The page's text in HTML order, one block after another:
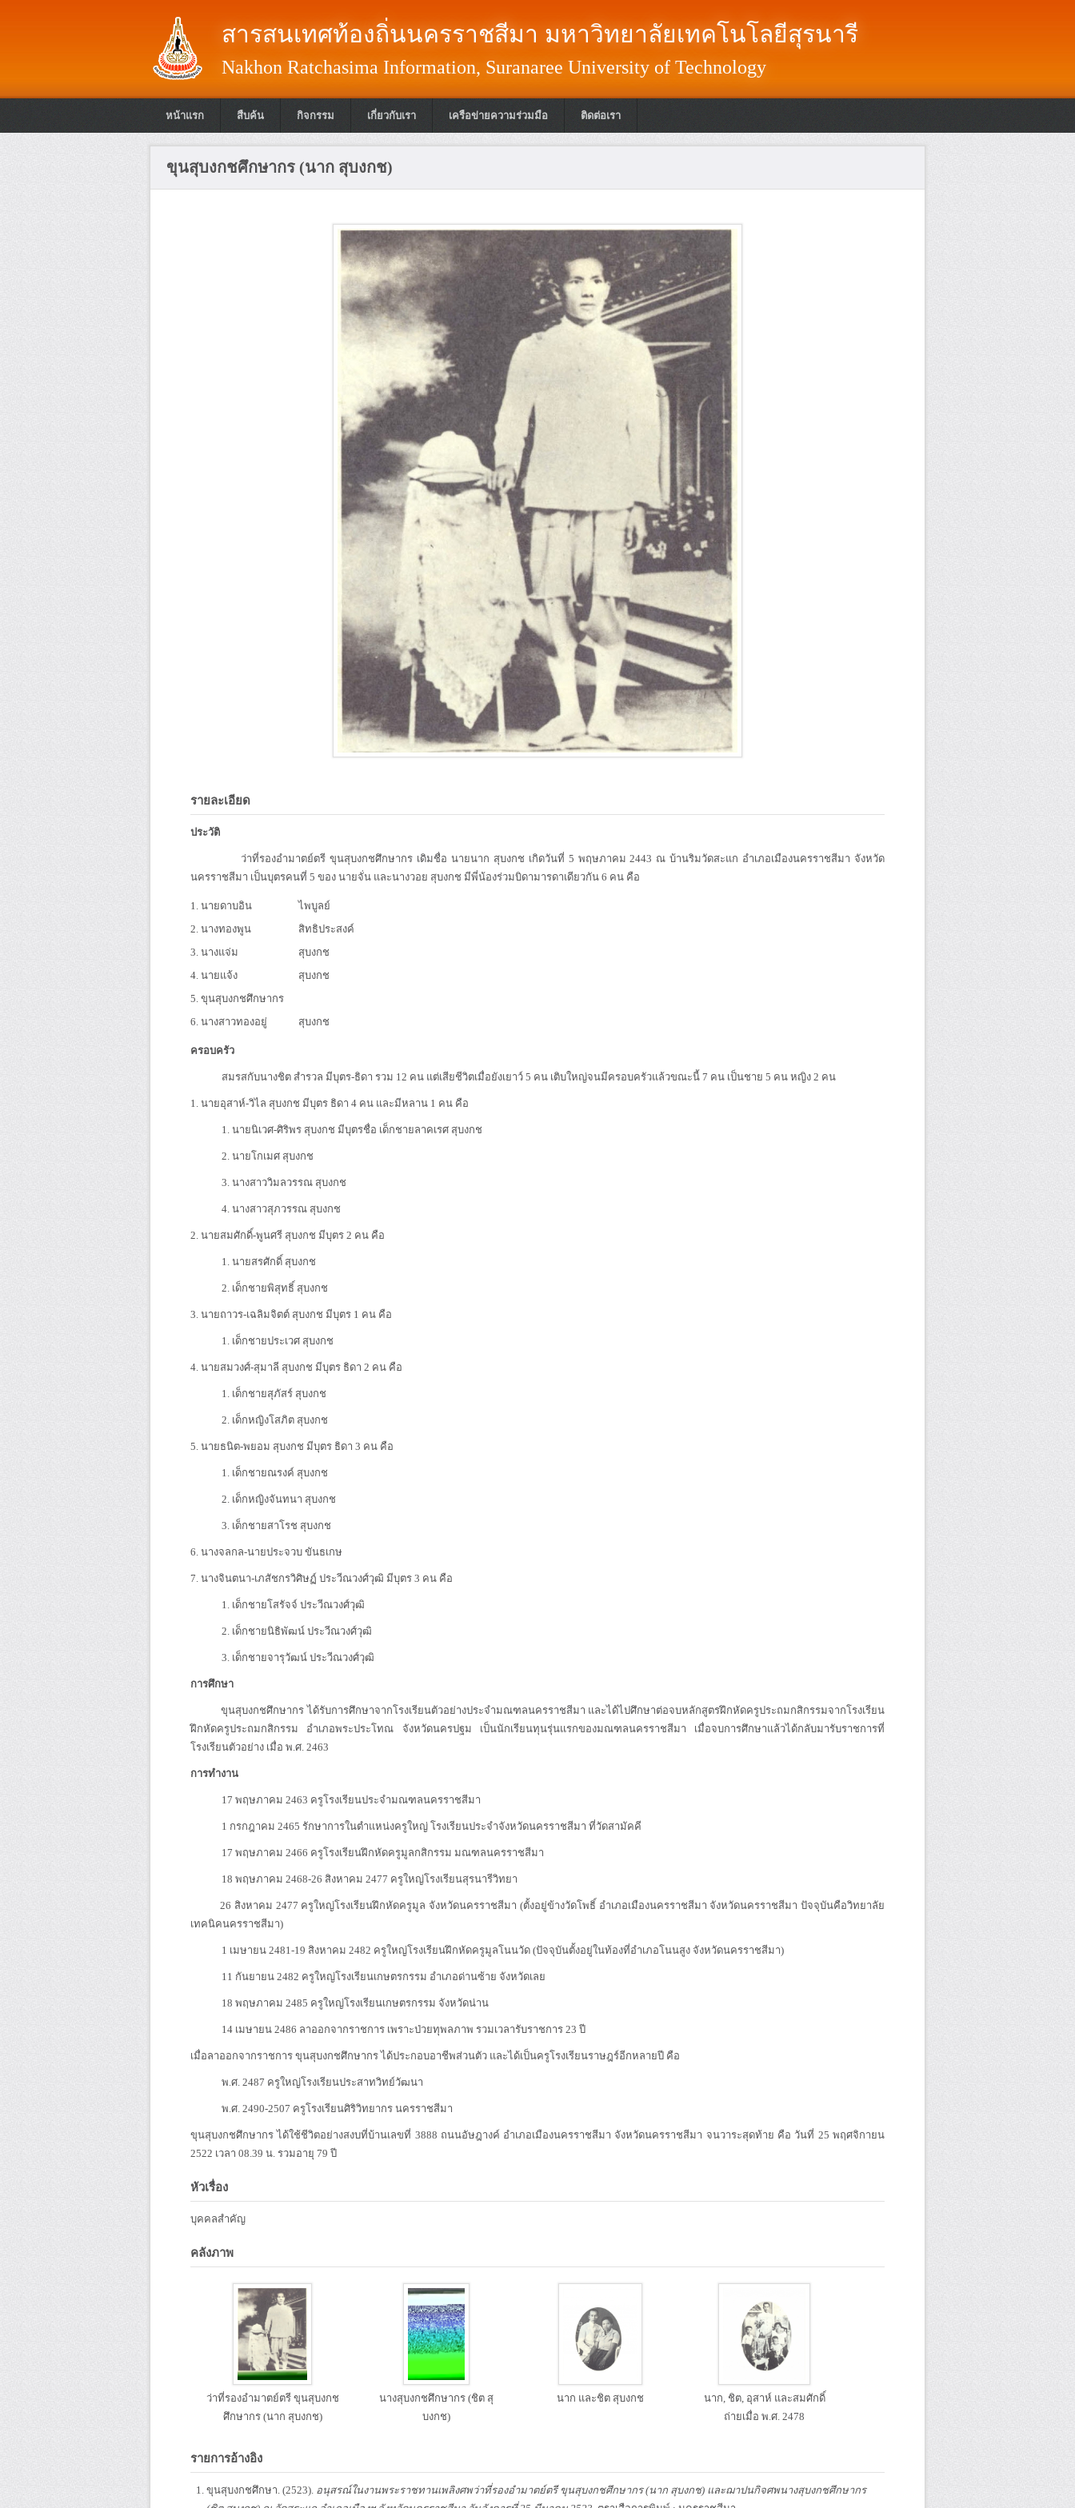
สารสนเทศท้องถิ่นนครราชสีมา มหาวิทยาลัยเทคโนโลยีสุรนารี
Nakhon Ratchasima Information, Suranaree University of Technology
หน้าแรก สืบค้น กิจกรรม เกี่ยวกับเรา เครือข่ายความร่วมมือ ติดต่อเรา
ขุนสุบงกชศึกษากร (นาก สุบงกช)
รายละเอียด
ประวัติ
ว่าที่รองอำมาตย์ตรี ขุนสุบงกชศึกษากร เดิมชื่อ นายนาก สุบงกช เกิดวันที่ 5 พฤษภาคม 2443 ณ บ้านริมวัดสะแก อำเภอเมืองนครราชสีมา จังหวัด
นครราชสีมา เป็นบุตรคนที่ 5 ของ นายจั่น และนางวอย สุบงกช มีพี่น้องร่วมบิดามารดาเดียวกัน 6 คน คือ
1. นายดาบอิน
ไพบูลย์
2. นางทองพูน
สิทธิประสงค์
3. นางแจ่ม
สุบงกช
4. นายแจ้ง
สุบงกช
5. ขุนสุบงกชศึกษากร
6. นางสาวทองอยู่
สุบงกช
ครอบครัว
สมรสกับนางชิต สำรวล มีบุตร-ธิดา รวม 12 คน แต่เสียชีวิตเมื่อยังเยาว์ 5 คน เติบใหญ่จนมีครอบครัวแล้วขณะนี้ 7 คน เป็นชาย 5 คน หญิง 2 คน
1. นายอุสาห์-วิไล สุบงกช มีบุตร ธิดา 4 คน และมีหลาน 1 คน คือ
1. นายนิเวศ-ศิริพร สุบงกช มีบุตรชื่อ เด็กชายลาคเรศ สุบงกช
2. นายโกเมศ สุบงกช
3. นางสาววิมลวรรณ สุบงกช
4. นางสาวสุภวรรณ สุบงกช
2. นายสมศักดิ์-พูนศรี สุบงกช มีบุตร 2 คน คือ
1. นายสรศักดิ์ สุบงกช
2. เด็กชายพิสุทธิ์ สุบงกช
3. นายถาวร-เฉลิมจิตต์ สุบงกช มีบุตร 1 คน คือ
1. เด็กชายประเวศ สุบงกช
4. นายสมวงศ์-สุมาลี สุบงกช มีบุตร ธิดา 2 คน คือ
1. เด็กชายสุภัสร์ สุบงกช
2. เด็กหญิงโสภิต สุบงกช
5. นายธนิต-พยอม สุบงกช มีบุตร ธิดา 3 คน คือ
1. เด็กชายณรงค์ สุบงกช
2. เด็กหญิงจันทนา สุบงกช
3. เด็กชายสาโรช สุบงกช
6. นางจลกล-นายประจวบ ขันธเกษ
7. นางจินตนา-เภสัชกรวิศิษฏ์ ประวีณวงศ์วุฒิ มีบุตร 3 คน คือ
1. เด็กชายโสรัจจ์ ประวีณวงศ์วุฒิ
2. เด็กชายนิธิพัฒน์ ประวีณวงศ์วุฒิ
3. เด็กชายจารุวัฒน์ ประวีณวงศ์วุฒิ
การศึกษา
ขุนสุบงกชศึกษากร ได้รับการศึกษาจากโรงเรียนตัวอย่างประจำมณฑลนครราชสีมา และได้ไปศึกษาต่อจบหลักสูตรฝึกหัดครูประถมกสิกรรมจากโรงเรียน
ฝึกหัดครูประถมกสิกรรม อำเภอพระประโทณ จังหวัดนครปฐม เป็นนักเรียนทุนรุ่นแรกของมณฑลนครราชสีมา เมื่อจบการศึกษาแล้วได้กลับมารับราชการที่
โรงเรียนตัวอย่าง เมื่อ พ.ศ. 2463
การทำงาน
17 พฤษภาคม 2463 ครูโรงเรียนประจำมณฑลนครราชสีมา
1 กรกฎาคม 2465 รักษาการในตำแหน่งครูใหญ่ โรงเรียนประจำจังหวัดนครราชสีมา ที่วัดสามัคคี
17 พฤษภาคม 2466 ครูโรงเรียนฝึกหัดครูมูลกสิกรรม มณฑลนครราชสีมา
18 พฤษภาคม 2468-26 สิงหาคม 2477 ครูใหญ่โรงเรียนสุรนารีวิทยา
26 สิงหาคม 2477 ครูใหญ่โรงเรียนฝึกหัดครูมูล จังหวัดนครราชสีมา (ตั้งอยู่ข้างวัดโพธิ์ อำเภอเมืองนครราชสีมา จังหวัดนครราชสีมา ปัจจุบันคือวิทยาลัย
เทคนิคนครราชสีมา)
1 เมษายน 2481-19 สิงหาคม 2482 ครูใหญ่โรงเรียนฝึกหัดครูมูลโนนวัด (ปัจจุบันตั้งอยู่ในท้องที่อำเภอโนนสูง จังหวัดนครราชสีมา)
11 กันยายน 2482 ครูใหญ่โรงเรียนเกษตรกรรม อำเภอด่านซ้าย จังหวัดเลย
18 พฤษภาคม 2485 ครูใหญ่โรงเรียนเกษตรกรรม จังหวัดน่าน
14 เมษายน 2486 ลาออกจากราชการ เพราะป่วยทุพลภาพ รวมเวลารับราชการ 23 ปี
เมื่อลาออกจากราชการ ขุนสุบงกชศึกษากร ได้ประกอบอาชีพส่วนตัว และได้เป็นครูโรงเรียนราษฎร์อีกหลายปี คือ
พ.ศ. 2487 ครูใหญ่โรงเรียนประสาทวิทย์วัฒนา
พ.ศ. 2490-2507 ครูโรงเรียนศิริวิทยากร นครราชสีมา
ขุนสุบงกชศึกษากร ได้ใช้ชีวิตอย่างสงบที่บ้านเลขที่ 3888 ถนนอัษฎางค์ อำเภอเมืองนครราชสีมา จังหวัดนครราชสีมา จนวาระสุดท้าย คือ วันที่ 25 พฤศจิกายน
2522 เวลา 08.39 น. รวมอายุ 79 ปี
หัวเรื่อง
บุคคลสำคัญ
คลังภาพ
ว่าที่รองอำมาตย์ตรี ขุนสุบงกช
ศึกษากร (นาก สุบงกช)
นางสุบงกชศึกษากร (ชิต สุ
บงกช)
นาก และชิต สุบงกช
นาก, ชิต, อุสาห์ และสมศักดิ์
ถ่ายเมื่อ พ.ศ. 2478
รายการอ้างอิง
ขุนสุบงกชศึกษา. (2523). อนุสรณ์ในงานพระราชทานเพลิงศพว่าที่รองอำมาตย์ตรี ขุนสุบงกชศึกษากร (นาก สุบงกช) และฌาปนกิจศพนางสุบงกชศึกษากร